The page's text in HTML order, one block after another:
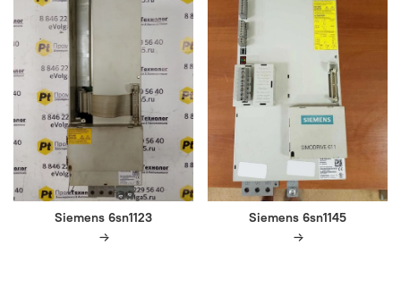
Siemens 6sn1123 Siemens 6sn1145